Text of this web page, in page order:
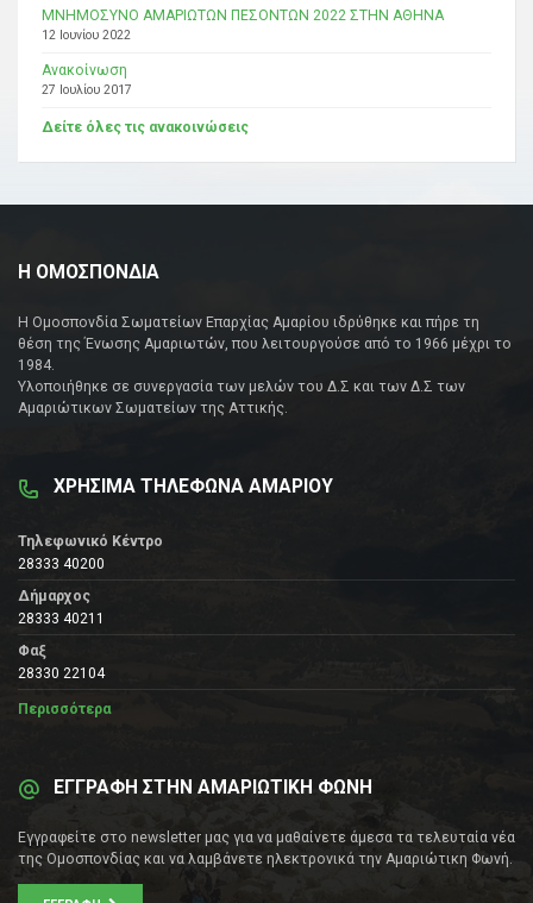
ΜΝΗΜΟΣΥΝΟ ΑΜΑΡΙΩΤΩΝ ΠΕΣΟΝΤΩΝ 2022 ΣΤΗΝ ΑΘΗΝΑ
12 Ιουνίου 2022
Ανακοίνωση
27 Ιουλίου 2017
Δείτε όλες τις ανακοινώσεις
Η ΟΜΟΣΠΟΝΔΙΑ
Η Ομοσπονδία Σωματείων Επαρχίας Αμαρίου ιδρύθηκε και πήρε τη
θέση της Ένωσης Αμαριωτών, που λειτουργούσε από το 1966 μέχρι το
1984.
Υλοποιήθηκε σε συνεργασία των μελών του Δ.Σ και των Δ.Σ των
Αμαριώτικων Σωματείων της Αττικής.
ΧΡΗΣΙΜΑ ΤΗΛΕΦΩΝΑ ΑΜΑΡΙΟΥ
Τηλεφωνικό Κέντρο
28333 40200
Δήμαρχος
28333 40211
Φαξ
28330 22104
Περισσότερα
ΕΓΓΡΑΦΗ ΣΤΗΝ ΑΜΑΡΙΩΤΙΚΗ ΦΩΝΗ
Εγγραφείτε στο newsletter μας για να μαθαίνετε άμεσα τα τελευταία νέα
της Ομοσπονδίας και να λαμβάνετε ηλεκτρονικά την Αμαριώτικη Φωνή.